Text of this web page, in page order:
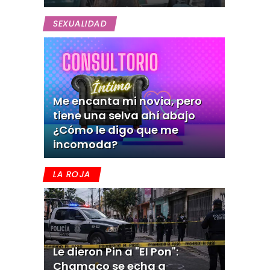
SEXUALIDAD
Me encanta mi novia, pero
tiene una selva ahí abajo
¿Cómo le digo que me
incomoda?
LA ROJA
Le dieron Pin a "El Pon":
Chamaco se echa a